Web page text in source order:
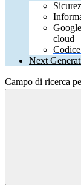
cloud
Next
Campo di ricerca